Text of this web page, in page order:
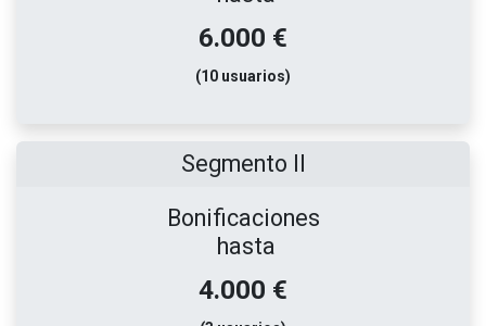
6.000 €
(10 usuarios)
Segmento II
Bonificaciones
hasta
4.000 €